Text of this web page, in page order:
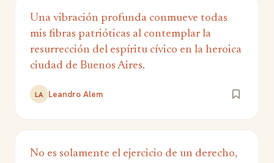
Una vibración profunda conmueve todas
mis fibras patrióticas al contemplar la
resurrección del espíritu cívico en la heroica
ciudad de Buenos Aires.
LA Leandro Alem
No es solamente el ejercicio de un derecho,